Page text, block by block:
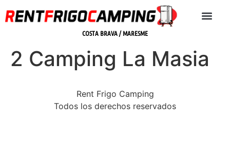
COSTA BRAVA / MARESME
2 Camping La Masia
Rent Frigo Camping
Todos los derechos reservados